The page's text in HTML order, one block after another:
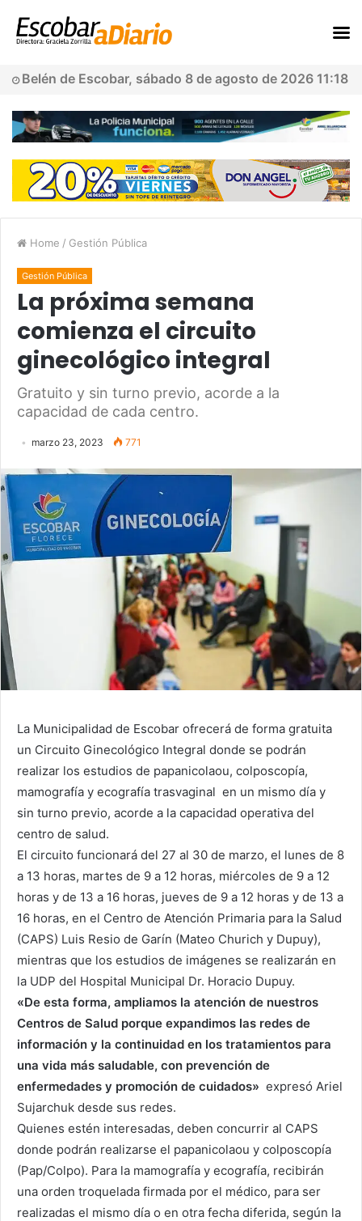
Belén de Escobar, sábado 8 de agosto de 2026 11:18
Home / Gestión Pública
Gestión Pública
La próxima semana
comienza el circuito
ginecológico integral
Gratuito y sin turno previo, acorde a la
capacidad de cada centro.
marzo 23, 2023 771
La Municipalidad de Escobar ofrecerá de forma gratuita
un Circuito Ginecológico Integral donde se podrán
realizar los estudios de papanicolaou, colposcopía,
mamografía y ecografía trasvaginal en un mismo día y
sin turno previo, acorde a la capacidad operativa del
centro de salud.
El circuito funcionará del 27 al 30 de marzo, el lunes de 8
a 13 horas, martes de 9 a 12 horas, miércoles de 9 a 12
horas y de 13 a 16 horas, jueves de 9 a 12 horas y de 13 a
16 horas, en el Centro de Atención Primaria para la Salud
(CAPS) Luis Resio de Garín (Mateo Churich y Dupuy),
mientras que los estudios de imágenes se realizarán en
la UDP del Hospital Municipal Dr. Horacio Dupuy.
«De esta forma, ampliamos la atención de nuestros
Centros de Salud porque expandimos las redes de
información y la continuidad en los tratamientos para
una vida más saludable, con prevención de
enfermedades y promoción de cuidados» expresó Ariel
Sujarchuk desde sus redes.
Quienes estén interesadas, deben concurrir al CAPS
donde podrán realizarse el papanicolaou y colposcopía
(Pap/Colpo). Para la mamografía y ecografía, recibirán
una orden troquelada firmada por el médico, para ser
realizadas el mismo día o en otra fecha diferida, según la